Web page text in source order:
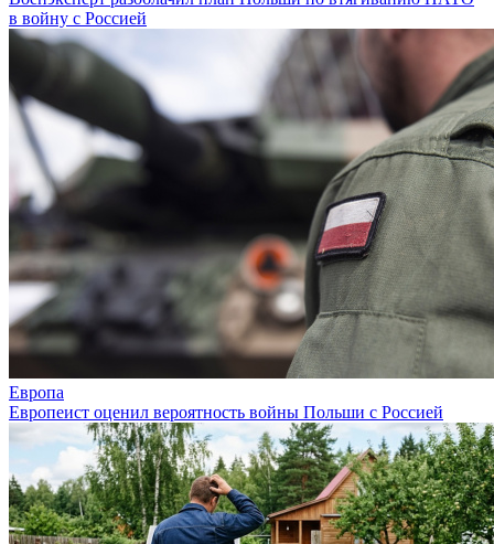
в войну с Россией
Европа
Европеист оценил вероятность войны Польши с Россией